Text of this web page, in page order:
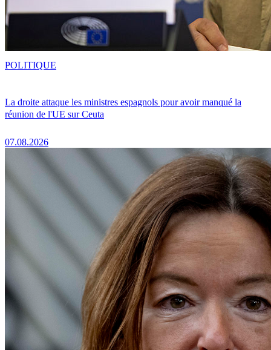
La droite attaque les ministres espagnols pour avoir manqué la
réunion de l'UE sur Ceuta
07.08.2026
POLITIQUE